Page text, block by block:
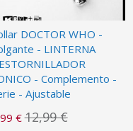
DOCTOR WHO -
- LINTERNA
- Complemento -
- Ajustable
€12,99 €